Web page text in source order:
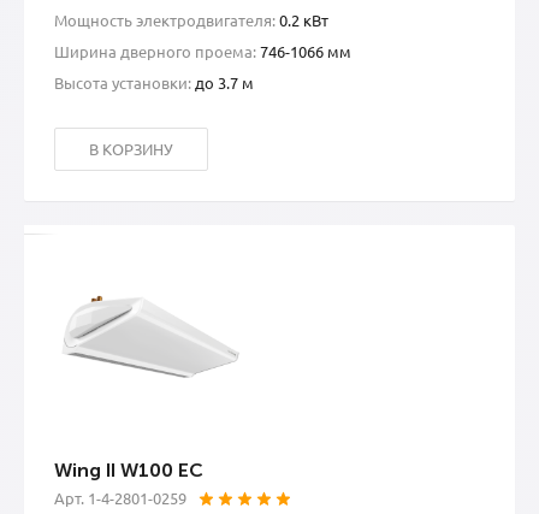
Мощность электродвигателя:0.2 кВт
Ширина дверного проема:746-1066 мм
Высота установки: до 3.7 м
В КОРЗИНУ
Wing II W100 EC
Арт. 1-4-2801-0259